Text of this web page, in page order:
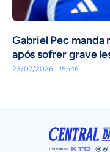
Gabriel Pec manda
após sofrer grave
23/07/2026 · 15h46